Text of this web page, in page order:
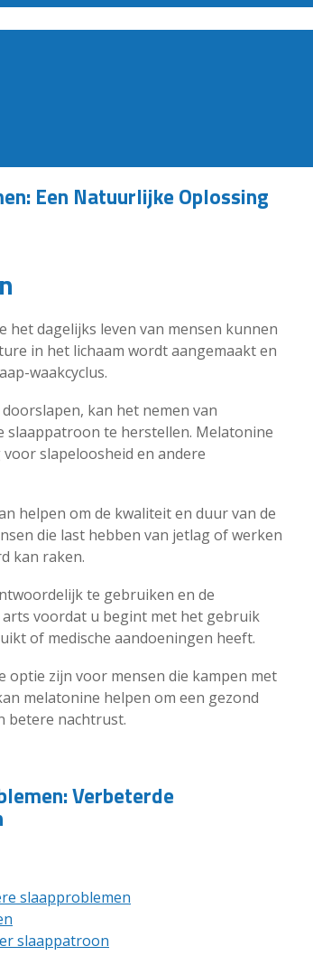
Een Natuurlijke Oplossing
het dagelijks leven van mensen kunnen
in het lichaam wordt aangemaakt en
waakcyclus.
kan het nemen van
te herstellen. Melatonine
slapeloosheid en andere
helpen om de kwaliteit en duur van de
die last hebben van jetlag of werken
kan raken.
te gebruiken en de
voordat u begint met het gebruik
of medische aandoeningen heeft.
zijn voor mensen die kampen met
melatonine helpen om een gezond
betere nachtrust.
Verbeterde
slaapproblemen
slaappatroon